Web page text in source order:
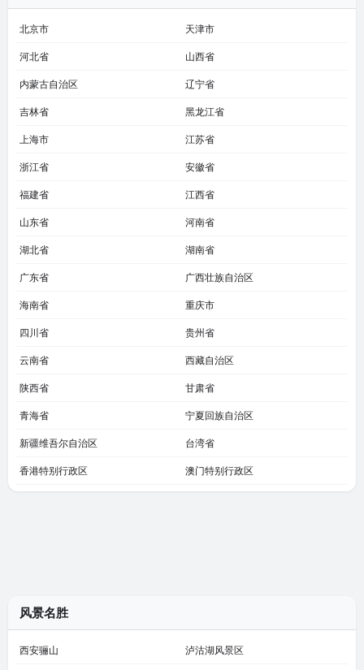
北京市 天津市
河北省 山西省
内蒙古自治区 辽宁省
吉林省 黑龙江省
上海市 江苏省
浙江省 安徽省
福建省 江西省
山东省 河南省
湖北省 湖南省
广东省 广西壮族自治区
海南省 重庆市
四川省 贵州省
云南省 西藏自治区
陕西省 甘肃省
青海省 宁夏回族自治区
新疆维吾尔自治区 台湾省
香港特别行政区 澳门特别行政区
风景名胜
西安骊山 泸沽湖风景区